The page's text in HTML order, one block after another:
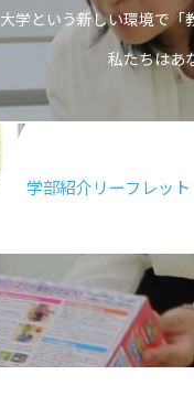
大学という新しい環境で「
私たちはあ
学部紹介リーフレット